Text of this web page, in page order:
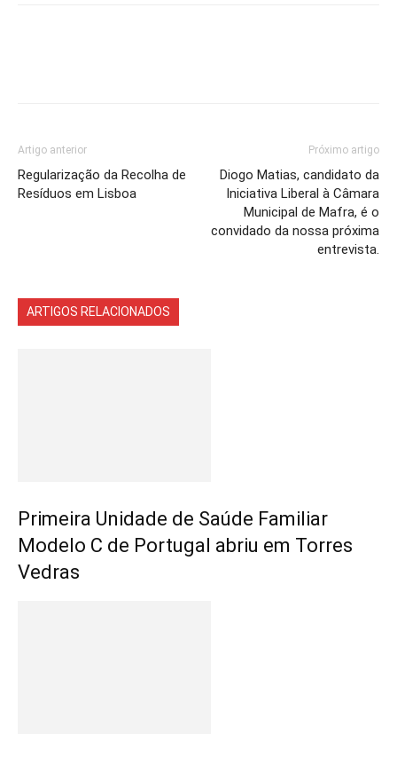
Artigo anterior
Regularização da Recolha de
Resíduos em Lisboa
Próximo artigo
Diogo Matias, candidato da
Iniciativa Liberal à Câmara
Municipal de Mafra, é o
convidado da nossa próxima
entrevista.
ARTIGOS RELACIONADOS
Primeira Unidade de Saúde Familiar
Modelo C de Portugal abriu em Torres
Vedras